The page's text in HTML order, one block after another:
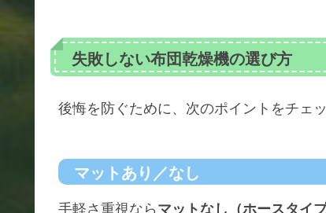
失敗しない布団乾燥機の選び方
後悔を防ぐために、次のポイントをチェ
マットあり／なし
手軽さ重視なら マットなし（ホースタイプ